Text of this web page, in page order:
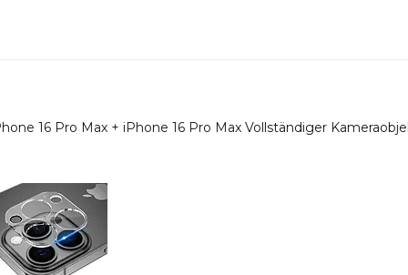
16 Pro Max + iPhone 16 Pro Max Vollständiger